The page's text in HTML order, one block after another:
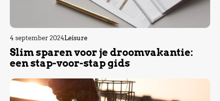
4 september 2024Leisure
Slim sparen voor je droomvakantie:
een stap-voor-stap gids